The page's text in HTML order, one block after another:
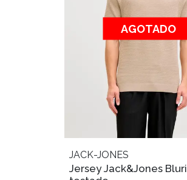
AGOTADO
JACK-JONES
Jersey Jack&Jones